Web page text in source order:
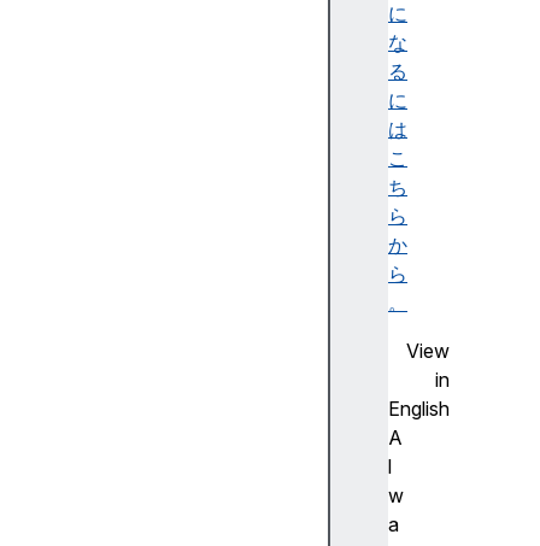
に
な
る
に
は
こ
ち
ら
か
ら
。
View
in
English
A
l
w
a